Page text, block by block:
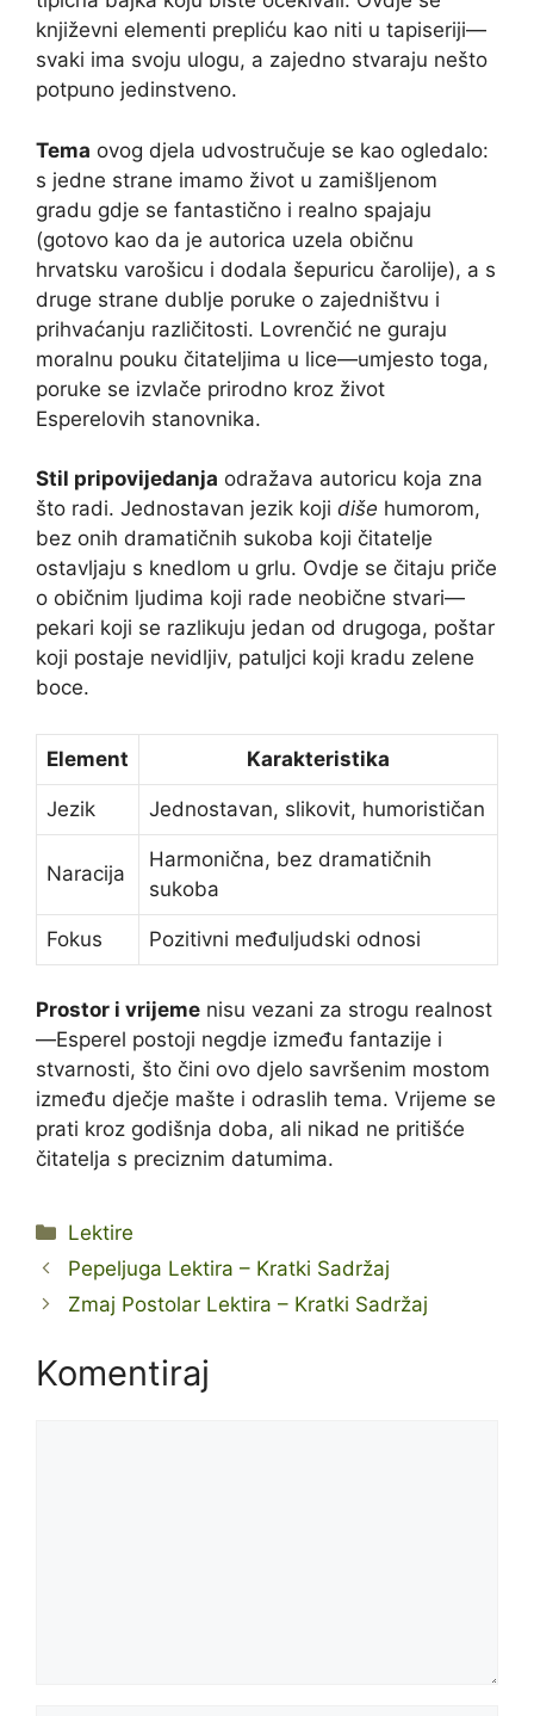
književni elementi prepliću kao niti u tapiseriji—
svaki ima svoju ulogu, a zajedno stvaraju nešto
potpuno jedinstveno.
Tema ovog djela udvostručuje se kao ogledalo:
s jedne strane imamo život u zamišljenom
gradu gdje se fantastično i realno spajaju
(gotovo kao da je autorica uzela običnu
hrvatsku varošicu i dodala šepuricu čarolije), a s
druge strane dublje poruke o zajedništvu i
prihvaćanju različitosti. Lovrenčić ne guraju
moralnu pouku čitateljima u lice—umjesto toga,
poruke se izvlače prirodno kroz život
Esperelovih stanovnika.
Stil pripovijedanja odražava autoricu koja zna
što radi. Jednostavan jezik koji diše humorom,
bez onih dramatičnih sukoba koji čitatelje
ostavljaju s knedlom u grlu. Ovdje se čitaju priče
o običnim ljudima koji rade neobične stvari—
pekari koji se razlikuju jedan od drugoga, poštar
koji postaje nevidljiv, patuljci koji kradu zelene
boce.
Element Karakteristika
Jezik Jednostavan, slikovit, humorističan
Naracija
Harmonična, bez dramatičnih
sukoba
Fokus Pozitivni međuljudski odnosi
Prostor i vrijeme nisu vezani za strogu realnost
—Esperel postoji negdje između fantazije i
stvarnosti, što čini ovo djelo savršenim mostom
između dječje mašte i odraslih tema. Vrijeme se
prati kroz godišnja doba, ali nikad ne pritišće
čitatelja s preciznim datumima.
Kategorije
Lektire
Pepeljuga Lektira – Kratki Sadržaj
Zmaj Postolar Lektira – Kratki Sadržaj
Komentiraj